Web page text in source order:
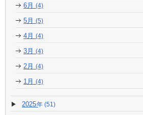
6月 (4)
5月 (5)
4月 (4)
3月 (4)
2月 (4)
1月 (4)
2025 (51)